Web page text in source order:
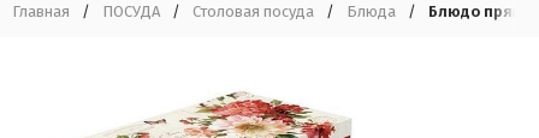
Главная / ПОСУДА / Столовая посуда / Блюда / Блюдо